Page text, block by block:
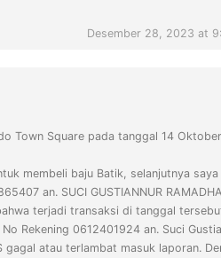
Desember 28, 2023 at
Town Square pada tanggal 14 Oktober
membeli baju Batik, selanjutnya saya
an. SUCI GUSTIANNUR
terjadi transaksi di tanggal
Rekening 0612401924 an. Suci
gagal atau terlambat masuk laporan.